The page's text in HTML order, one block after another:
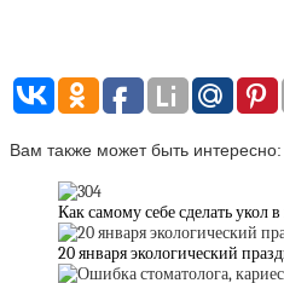
Вам также может быть интересно:
Как самому себе сделать укол в
20 января экологический